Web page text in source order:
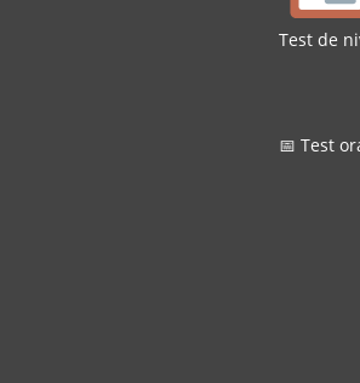
Test de
📅 Test